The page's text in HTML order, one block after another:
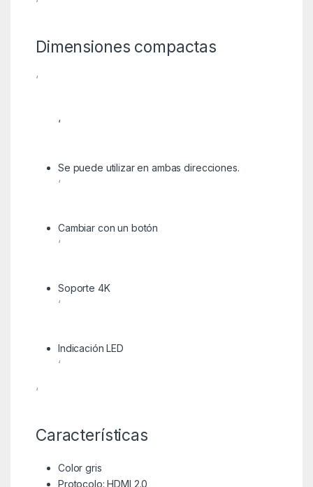
‘
Dimensiones compactas
‘
‘
Se puede utilizar en ambas direcciones.
‘
Cambiar con un botón
‘
Soporte 4K
‘
Indicación LED
‘
‘
Características
Color gris
Protocolo: HDMI 2.0